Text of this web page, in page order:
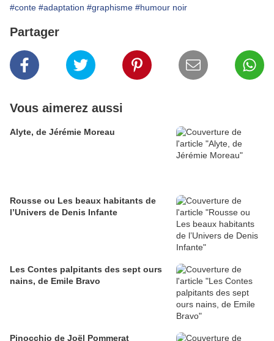
#conte #adaptation #graphisme #humour noir
Partager
Vous aimerez aussi
Alyte, de Jérémie Moreau
Rousse ou Les beaux habitants de
l’Univers de Denis Infante
Les Contes palpitants des sept ours
nains, de Emile Bravo
Pinocchio de Joël Pommerat